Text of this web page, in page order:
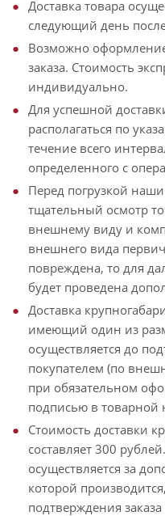
Доставка товара
следующий день после
Возможно оформление
заказа. Стоимость
индивидуально.
Для успешной
располагаться по
течение всего
определенного с
Перед погрузкой
тщательный осмотр
внешнему виду и
внешнего вида
повреждена, то для
будет проведена
Доставка
имеющий один из
осуществляется до
покупателем (по
при обязательном
подписью в товарной
Стоимость доставки
составляет 300
осуществляется за
которой
подтверждения